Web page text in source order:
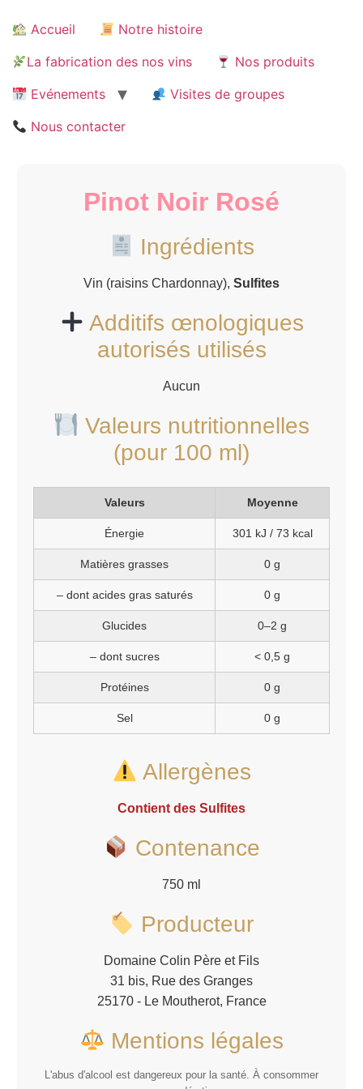
Accueil
Notre histoire
La fabrication des nos vins
Nos produits
Evénements
Visites de groupes
Nous contacter
Pinot Noir Rosé
Ingrédients
Vin (raisins Chardonnay), Sulfites
Additifs œnologiques
autorisés utilisés
Aucun
Valeurs nutritionnelles
(pour 100 ml)
Valeurs Moyenne
Énergie 301 kJ / 73 kcal
Matières grasses 0 g
– dont acides gras saturés 0 g
Glucides 0–2 g
– dont sucres < 0,5 g
Protéines 0 g
Sel 0 g
Allergènes
Contient des Sulfites
Contenance
750 ml
Producteur
Domaine Colin Père et Fils
31 bis, Rue des Granges
25170 - Le Moutherot, France
Mentions légales
L'abus d'alcool est dangereux pour la santé. À consommer